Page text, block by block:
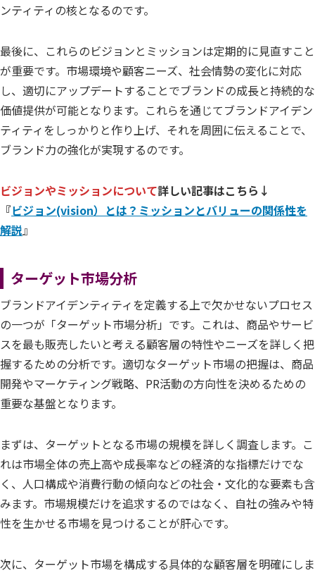
ンティティの核となるのです。
最後に、これらのビジョンとミッションは定期的に見直すこと
が重要です。市場環境や顧客ニーズ、社会情勢の変化に対応
し、適切にアップデートすることでブランドの成長と持続的な
価値提供が可能となります。これらを通じてブランドアイデン
ティティをしっかりと作り上げ、それを周囲に伝えることで、
ブランド力の強化が実現するのです。
ビジョンやミッションについて詳しい記事はこちら↓
『ビジョン(vision）とは？ミッションとバリューの関係性を
解説』
ターゲット市場分析
ブランドアイデンティティを定義する上で欠かせないプロセス
の一つが「ターゲット市場分析」です。これは、商品やサービ
スを最も販売したいと考える顧客層の特性やニーズを詳しく把
握するための分析です。適切なターゲット市場の把握は、商品
開発やマーケティング戦略、PR活動の方向性を決めるための
重要な基盤となります。
まずは、ターゲットとなる市場の規模を詳しく調査します。こ
れは市場全体の売上高や成長率などの経済的な指標だけでな
く、人口構成や消費行動の傾向などの社会・文化的な要素も含
みます。市場規模だけを追求するのではなく、自社の強みや特
性を生かせる市場を見つけることが肝心です。
次に、ターゲット市場を構成する具体的な顧客層を明確にしま